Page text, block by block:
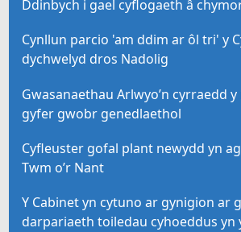
Ddinbych i gael cyflogaeth â
Cynllun parcio 'am ddim ar ôl tri' y
dychwelyd dros Nadolig
Gwasanaethau Arlwyo’n cyrraedd
gyfer gwobr genedlaethol
Cyfleuster gofal plant newydd yn
Twm o’r Nant
Y Cabinet yn cytuno ar gynigion ar
darpariaeth toiledau cyhoeddus yn